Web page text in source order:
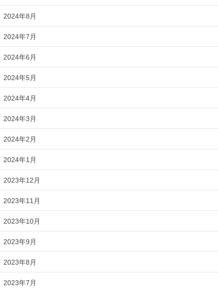
2024年8月
2024年7月
2024年6月
2024年5月
2024年4月
2024年3月
2024年2月
2024年1月
2023年12月
2023年11月
2023年10月
2023年9月
2023年8月
2023年7月